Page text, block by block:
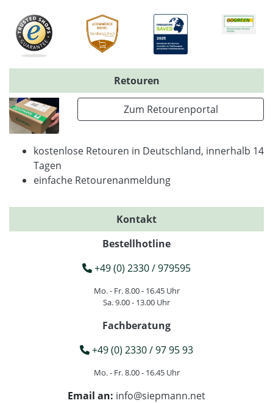
Retouren
Zum Retourenportal
kostenlose Retouren in Deutschland, innerhalb 14
Tagen
einfache Retourenanmeldung
Kontakt
Bestellhotline
+49 (0) 2330 / 979595
Mo. - Fr. 8.00 - 16.45 Uhr
Sa. 9.00 - 13.00 Uhr
Fachberatung
+49 (0) 2330 / 97 95 93
Mo. - Fr. 8.00 - 16.45 Uhr
Email an: info@siepmann.net